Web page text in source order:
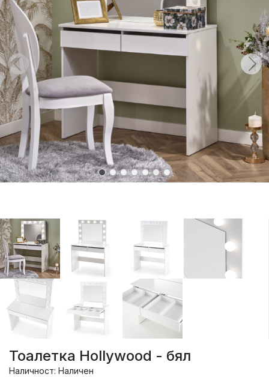
Тоалетка Hollywood - бял
Наличност: Наличен